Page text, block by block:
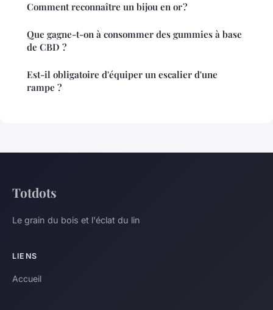
Comment reconnaître un bijou en or ?
Que gagne-t-on à consommer des gummies à base
de CBD ?
Est-il obligatoire d'équiper un escalier d'une
rampe ?
Totdots
Le grain du bois et l'éclat du lin
LIENS
Accueil